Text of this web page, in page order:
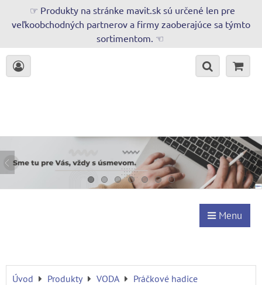
☞ Produkty na stránke mavit.sk sú určené len pre
veľkoobchodných partnerov a firmy zaoberajúce sa týmto
sortimentom. ☜
Menu
Úvod Produkty VODA Práčkové hadice